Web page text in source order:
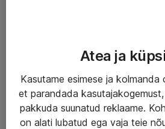
Haldusteenused
Garantii
Turva- ja nõrkvoolulahendused
Atea ja
Kasutame esimese ja kolmanda
et parandada
pakkuda suunatud reklaame.
on alati lubatud ega vaja teie